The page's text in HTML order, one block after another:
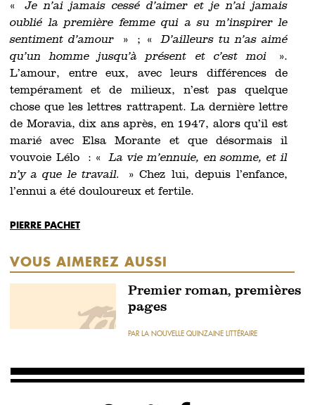
«Je n’ai jamais cessé d’aimer et je n’ai jamais
oublié la première femme qui a su m’inspirer le
sentiment d’amour » ; «D’ailleurs tu n’as aimé
qu’un homme jusqu’à présent et c’est moi».
L’amour, entre eux, avec leurs différences de
tempérament et de milieux, n’est pas quelque
chose que les lettres rattrapent. La dernière lettre
de Moravia, dix ans après, en 1947, alors qu’il est
marié avec Elsa Morante et que désormais il
vouvoie Lélo : «La vie m’ennuie, en somme, et il
n’y a que le travail.
» Chez lui, depuis l’enfance,
l’ennui a été douloureux et fertile.
PIERRE PACHET
VOUS AIMEREZ AUSSI
Premier roman, premières
pages
PAR LA NOUVELLE QUINZAINE LITTÉRAIRE